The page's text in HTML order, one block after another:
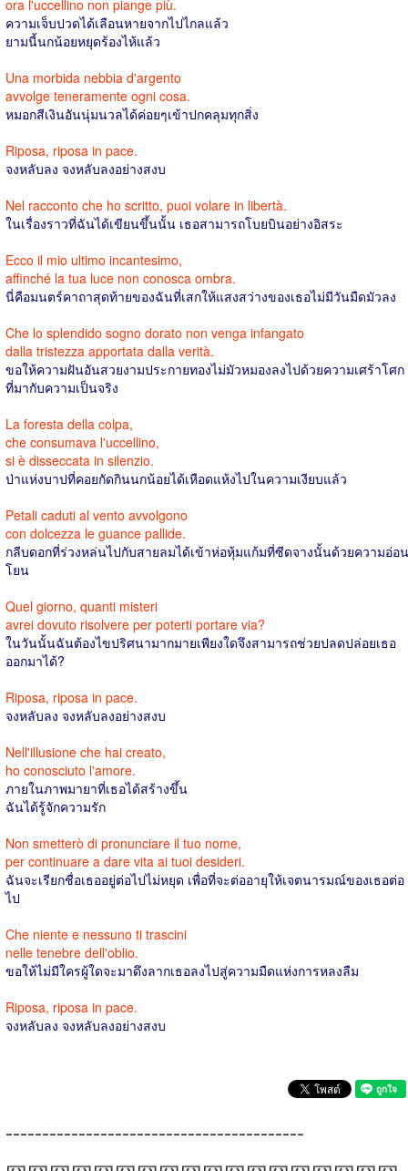
ora l'uccellino non piange più.
ความเจ็บปวดได้เลือนหายจากไปไกลแล้ว
ยามนี้นกน้อยหยุดร้องไห้แล้ว
Una morbida nebbia d'argento
avvolge teneramente ogni cosa.
หมอกสีเงินอันนุ่มนวลได้ค่อยๆเข้าปกคลุมทุกสิ่ง
Riposa, riposa in pace.
จงหลับลง จงหลับลงอย่างสงบ
Nel racconto che ho scritto, puoi volare in libertà.
ในเรื่องราวที่ฉันได้เขียนขึ้นนั้น เธอสามารถโบยบินอย่างอิสระ
Ecco il mio ultimo incantesimo,
affinché la tua luce non conosca ombra.
นี่คือมนตร์คาถาสุดท้ายของฉันที่เสกให้แสงสว่างของเธอไม่มีวันมืดมัวลง
Che lo splendido sogno dorato non venga infangato
dalla tristezza apportata dalla verità.
ขอให้ความฝันอันสวยงามประกายทองไม่มัวหมองลงไปด้วยความเศร้าโศก
ที่มากับความเป็นจริง
La foresta della colpa,
che consumava l'uccellino,
si è disseccata in silenzio.
ป่าแห่งบาปที่คอยกัดกินนกน้อยได้เหือดแห้งไปในความเงียบแล้ว
Petali caduti al vento avvolgono
con dolcezza le guance pallide.
กลีบดอกที่ร่วงหล่นไปกับสายลมได้เข้าห่อหุ้มแก้มที่ซีดจางนั้นด้วยความอ่อน
โยน
Quel giorno, quanti misteri
avrei dovuto risolvere per poterti portare via?
ในวันนั้นฉันต้องไขปริศนามากมายเพียงใดจึงสามารถช่วยปลดปล่อยเธอ
ออกมาได้?
Riposa, riposa in pace.
จงหลับลง จงหลับลงอย่างสงบ
Nell'illusione che hai creato,
ho conosciuto l'amore.
ภายในภาพมายาที่เธอได้สร้างขึ้น
ฉันได้รู้จักความรัก
Non smetterò di pronunciare il tuo nome,
per continuare a dare vita ai tuoi desideri.
ฉันจะเรียกชื่อเธออยู่ต่อไปไม่หยุด เพื่อที่จะต่ออายุให้เจตนารมณ์ของเธอต่อ
ไป
Che niente e nessuno ti trascini
nelle tenebre dell'oblio.
ขอให้ไม่มีใครผู้ใดจะมาดึงลากเธอลงไปสู่ความมืดแห่งการหลงลืม
Riposa, riposa in pace.
จงหลับลง จงหลับลงอย่างสงบ
-----------------------------------------